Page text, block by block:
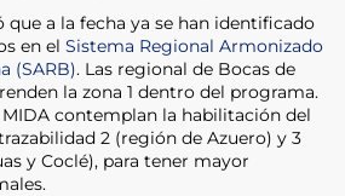
que a la fecha ya se han identificado
en el Sistema Regional Armonizado
(SARB). Las regional de Bocas de
la zona 1 dentro del programa.
MIDA contemplan la habilitación del
2 (región de Azuero) y 3
y Coclé), para tener mayor